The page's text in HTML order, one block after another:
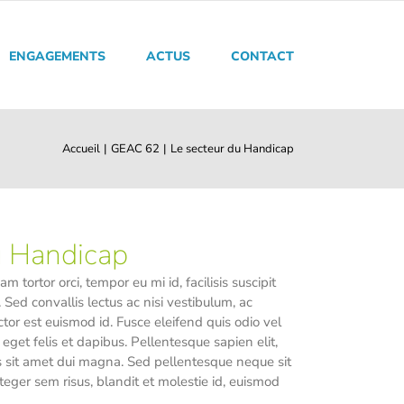
ENGAGEMENTS ACTUS CONTACT
Accueil GEAC 62 Le secteur du Handicap
Handicap
tortor orci, tempor eu mi id, facilisis suscipit
convallis lectus ac nisi vestibulum, ac
est euismod id. Fusce eleifend quis odio vel
felis et dapibus. Pellentesque sapien elit,
amet dui magna. Sed pellentesque neque sit
sem risus, blandit et molestie id, euismod